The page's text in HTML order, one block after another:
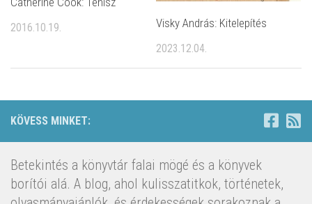
2016.10.19. Visky András: Kitelepítés
2023.12.04.
KÖVESS MINKET:
Betekintés a könyvtár falai mögé és a könyvek
borítói alá. A blog, ahol kulisszatitkok, történetek,